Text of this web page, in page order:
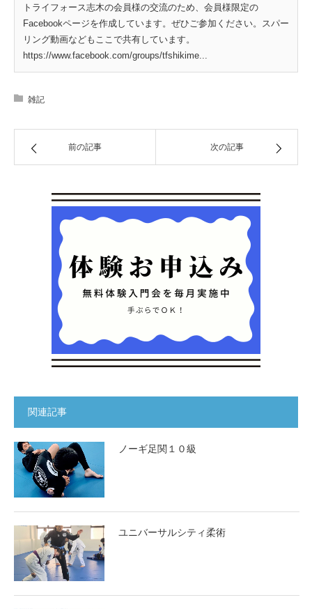
トライフォース志木の会員様の交流のため、会員様限定の
Facebookページを作成しています。ぜひご参加ください。スパー
リング動画などもここで共有しています。
https://www.facebook.com/groups/tfshikime...
雑記
前の記事 次の記事
関連記事
ノーギ足関１０級
ユニバーサルシティ柔術